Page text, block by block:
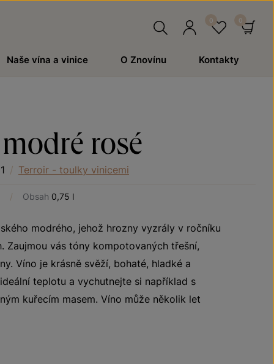
Naše vína a vinice O Znovínu Kontakty
rosé
/ Terroir - toulky vinicemi
/ Obsah 0,75 l
modrého, jehož hrozny vyzrály v ročníku
Zaujmou vás tóny kompotovaných třešní,
Víno je krásně svěží, bohaté, hladké a
teplotu a vychutnejte si například s
kuřecím masem. Víno může několik let